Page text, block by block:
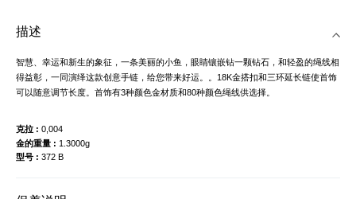
描述
智慧、幸运和新生的象征，一条美丽的小鱼，眼睛镶嵌钻一颗钻石，和轻盈的绳线相
得益彰，一同演绎这款创意手链，给您带来好运。。18K金搭扣和三环延长链使首饰
可以随意调节长度。首饰有3种颜色金材质和80种颜色绳线供选择。
克拉
0,004
金的重量
1.3000g
型号
372 B